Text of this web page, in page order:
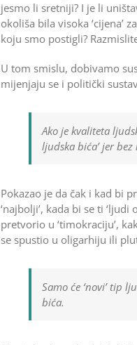
jesmo li sretniji? I je li
okoliša bila visoka ‘cijena’
koju smo postigli?
U tom smislu, dobivamo
mijenjaju se i politički
Ako je kvaliteta
ljudska bića’ jer
Pokazao je da čak i kad bi
‘najbolji’, kada bi se ti
pretvorio u ‘timokraciju’,
se spustio u oligarhiju ili
Samo će ‘novi’ tip
bića.